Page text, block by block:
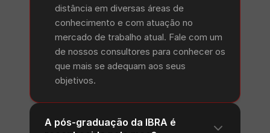
distância em diversas áreas de
conhecimento e com atuação no
mercado de trabalho atual. Fale com um
de nossos consultores para conhecer os
que mais se adequam aos seus
objetivos.
A pós-graduação da IBRA é